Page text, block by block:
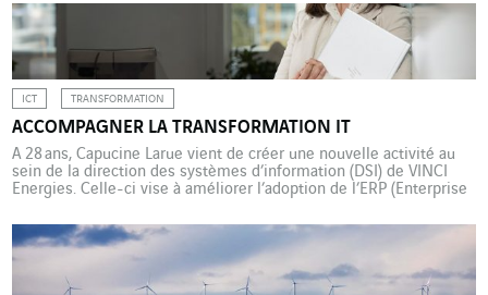
ICT TRANSFORMATION
ACCOMPAGNER LA TRANSFORMATION IT
A 28 ans, Capucine Larue vient de créer une nouvelle activité au
sein de la direction des systèmes d’information (DSI) de VINCI
Energies. Celle-ci vise à améliorer l’adoption de l’ERP (Enterprise
Energies à travers des actions de communication innovantes et
d’accompagnement utilisateur. Convaincue que la solidarité, la […]